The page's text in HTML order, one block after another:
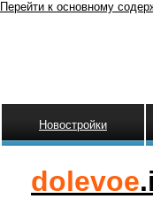
Перейти к основному
Новостройки
dolevoe